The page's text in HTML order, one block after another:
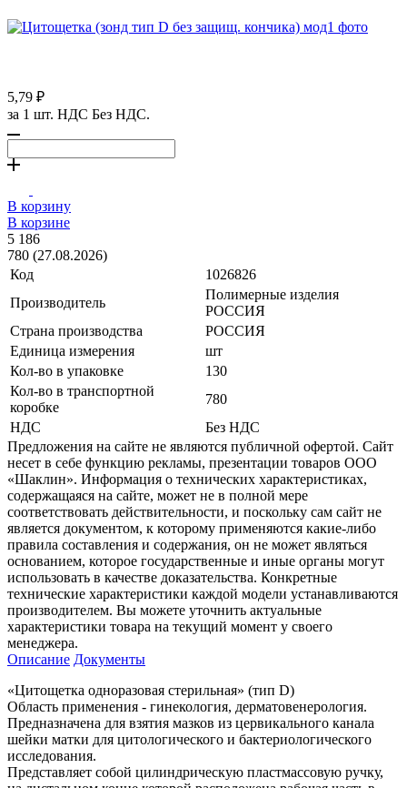
5,79 ₽
за 1 шт. НДС Без НДС.
В корзину
В корзине
5 186
780 (27.08.2026)
Код
1026826
Производитель
Полимерные изделия
РОССИЯ
Страна производства
РОССИЯ
Единица измерения
шт
Кол-во в упаковке
130
Кол-во в транспортной
коробке
780
НДС
Без НДС
Предложения на сайте не являются публичной офертой. Сайт
несет в себе функцию рекламы, презентации товаров ООО
«Шаклин». Информация о технических характеристиках,
содержащаяся на сайте, может не в полной мере
соответствовать действительности, и поскольку сам сайт не
является документом, к которому применяются какие-либо
правила составления и содержания, он не может являться
основанием, которое государственные и иные органы могут
использовать в качестве доказательства. Конкретные
технические характеристики каждой модели устанавливаются
производителем. Вы можете уточнить актуальные
характеристики товара на текущий момент у своего
менеджера.
Описание Документы
«Цитощетка одноразовая стерильная» (тип D)
Область применения - гинекология, дерматовенерология.
Предназначена для взятия мазков из цервикального канала
шейки матки для цитологического и бактериологического
исследования.
Представляет собой цилиндрическую пластмассовую ручку,